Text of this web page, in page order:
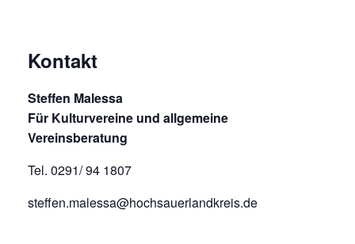
Kontakt
Steffen Malessa
Für Kulturvereine und allgemeine
Vereinsberatung
Tel. 0291/ 94 1807
steffen.malessa@hochsauerlandkreis.de